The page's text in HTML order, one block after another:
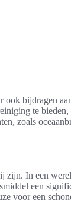
ook bijdragen
te
zoals
zijn. In een
een
voor een